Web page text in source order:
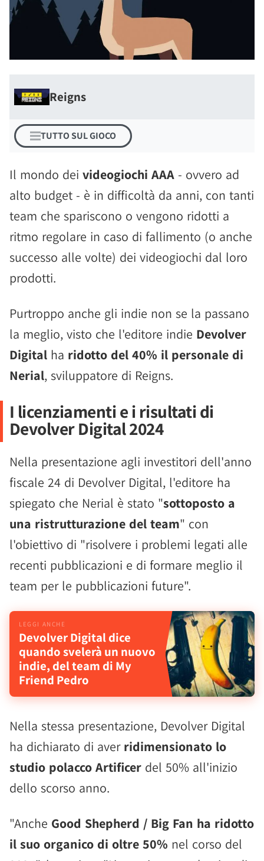
Reigns
TUTTO SUL GIOCO
Il mondo dei videogiochi AAA - ovvero ad
alto budget - è in difficoltà da anni, con tanti
team che spariscono o vengono ridotti a
ritmo regolare in caso di fallimento (o anche
successo alle volte) dei videogiochi dal loro
prodotti.
Purtroppo anche gli indie non se la passano
la meglio, visto che l'editore indie Devolver
Digital ha ridotto del 40% il personale di
Nerial, sviluppatore di Reigns.
I licenziamenti e i risultati di
Devolver Digital 2024
Nella presentazione agli investitori dell'anno
fiscale 24 di Devolver Digital, l'editore ha
spiegato che Nerial è stato "sottoposto a
una ristrutturazione del team" con
l'obiettivo di "risolvere i problemi legati alle
recenti pubblicazioni e di formare meglio il
team per le pubblicazioni future".
Devolver Digital dice
quando svelerà un nuovo
indie, del team di My
Friend Pedro
Nella stessa presentazione, Devolver Digital
ha dichiarato di aver ridimensionato lo
studio polacco Artificer del 50% all'inizio
dello scorso anno.
"Anche Good Shepherd / Big Fan ha ridotto
il suo organico di oltre 50% nel corso del